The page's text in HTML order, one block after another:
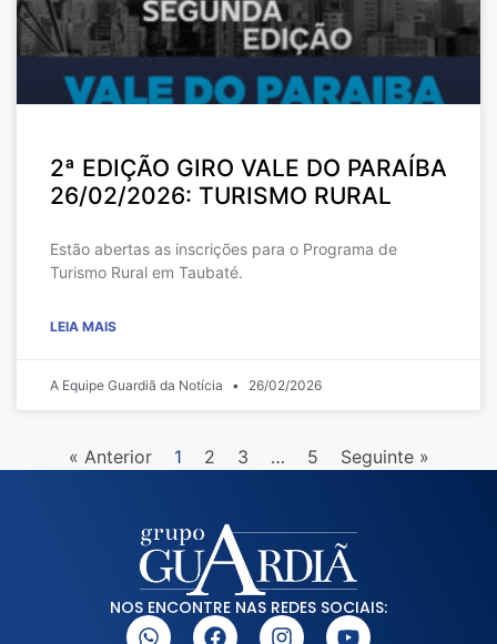
2ª EDIÇÃO GIRO VALE DO PARAÍBA
26/02/2026: TURISMO RURAL
Estão abertas as inscrições para o Programa de
Turismo Rural em Taubaté.
LEIA MAIS
A Equipe Guardiã da Notícia 26/02/2026
« Anterior 1 2 3 … 5 Seguinte »
NOS ENCONTRE NAS REDES SOCIAIS: